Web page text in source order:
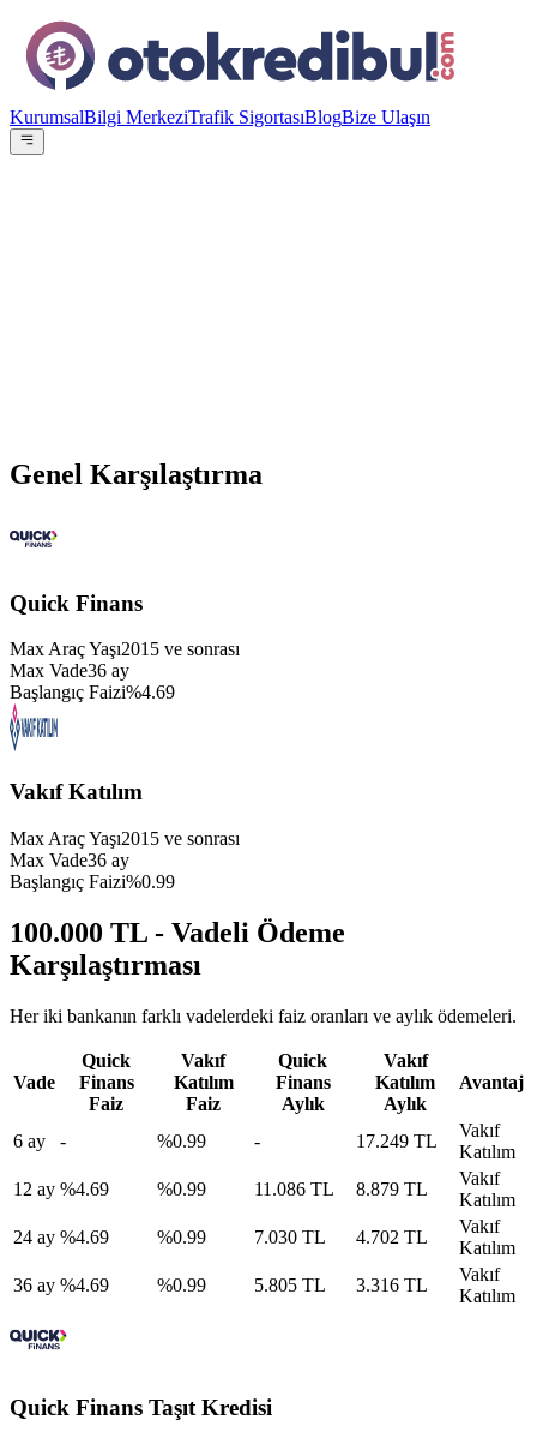
KurumsalBilgi MerkeziTrafik SigortasıBlogBize Ulaşın
Genel Karşılaştırma
Quick Finans
Max Araç Yaşı2015 ve sonrası
Max Vade36 ay
Başlangıç Faizi%4.69
Vakıf Katılım
Max Araç Yaşı2015 ve sonrası
Max Vade36 ay
Başlangıç Faizi%0.99
100.000 TL - Vadeli Ödeme
Karşılaştırması
Her iki bankanın farklı vadelerdeki faiz oranları ve aylık ödemeleri.
Vade
Quick
Finans
Faiz
Vakıf
Katılım
Faiz
Quick
Finans
Aylık
Vakıf
Katılım
Aylık
Avantaj
6 ay - %0.99 - 17.249 TL
Vakıf
Katılım
12 ay %4.69 %0.99 11.086 TL 8.879 TL
Vakıf
Katılım
24 ay %4.69 %0.99 7.030 TL 4.702 TL
Vakıf
Katılım
36 ay %4.69 %0.99 5.805 TL 3.316 TL
Vakıf
Katılım
Quick Finans Taşıt Kredisi